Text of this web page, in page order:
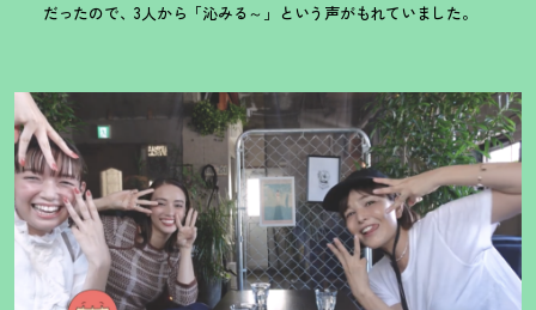
だったので、3人から「沁みる～」という声がもれていました。